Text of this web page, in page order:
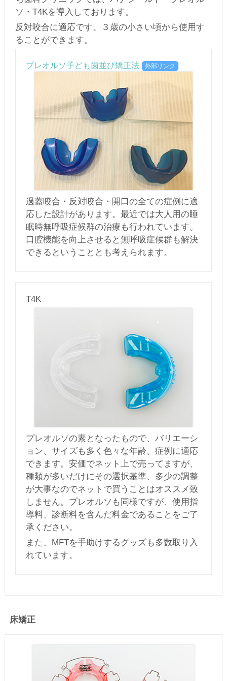
ソ・T4Kを導入しております。
反対咬合に適応です。３歳の小さい頃から使用す
ることができます。
プレオルソ子ども歯並び矯正法 外部リンク
過蓋咬合・反対咬合・開口の全ての症例に適
応した設計があります。最近では大人用の睡
眠時無呼吸症候群の治療も行われています。
口腔機能を向上させると無呼吸症候群も解決
できるということとも考えられます。
T4K
プレオルソの素となったもので、バリエーシ
ョン、サイズも多く色々な年齢、症例に適応
できます。安価でネット上で売ってますが、
種類が多いだけにその選択基準、多少の調整
が大事なのでネットで買うことはオススメ致
しません。プレオルソも同様ですが、使用指
導料、診断料を含んだ料金であることをご了
承ください。
また、MFTを手助けするグッズも多数取り入
れています。
床矯正